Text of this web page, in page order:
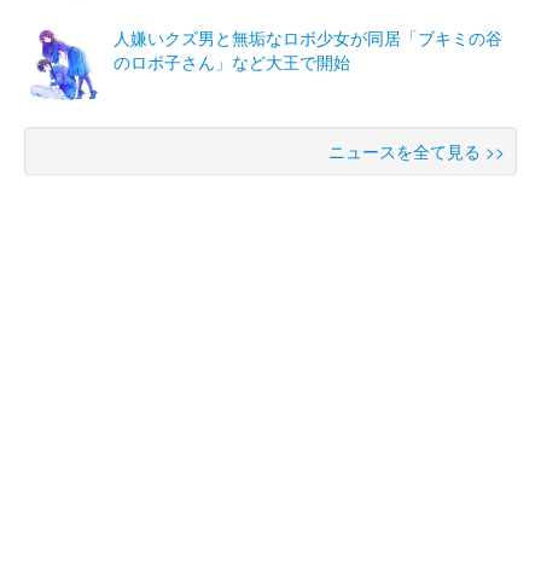
人嫌いクズ男と無垢なロボ少女が同居「ブキミの谷
のロボ子さん」など大王で開始
ニュースを全て見る >>